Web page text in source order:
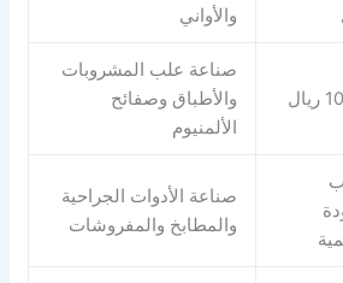
والأواني
صناعة علب المشروبات
والأطباق وصفائح
الألمنيوم
صناعة الأدوات الجراحية
والمطابخ والمفروشات